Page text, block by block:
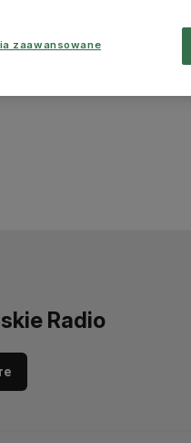
Radio
zaawansowane